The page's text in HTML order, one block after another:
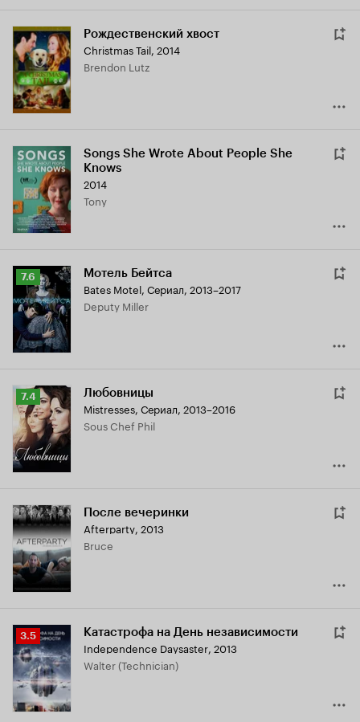
Рождественский хвост
Christmas Tail, 2014
Brendon Lutz
Songs She Wrote About People She
Knows
2014
Tony
Рейтинг
Кинопоиска
7.6
7.6 Мотель Бейтса
Bates Motel, Сериал, 2013–2017
Deputy Miller
Рейтинг
Кинопоиска
7.4
7.4 Любовницы
Mistresses, Сериал, 2013–2016
Sous Chef Phil
После вечеринки
Afterparty, 2013
Bruce
Рейтинг
Кинопоиска
3.5
3.5 Катастрофа на День независимости
Independence Daysaster, 2013
Walter (Technician)